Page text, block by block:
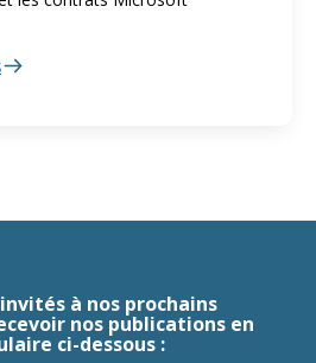
à nos prochains
nos publications en
ci-dessous :